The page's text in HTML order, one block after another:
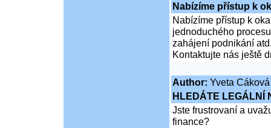
Nabízíme přístup k
Nabízíme přístup k
jednoduchého
zahájení podnikání
Kontaktujte nás ještě
Author: Yveta Cáková
HLEDÁTE LEGÁLNÍ
Jste frustrovaní a
finance?